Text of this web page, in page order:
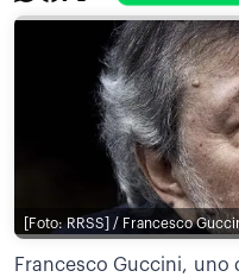
[Foto: RRSS] / Francesco
Francesco Guccini, uno